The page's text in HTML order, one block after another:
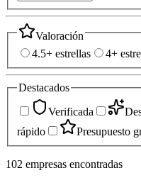
Valoración
4.5+ estrellas
4+
Destacados
Verificada
rápido
Presupuesto
102 empresas encontradas